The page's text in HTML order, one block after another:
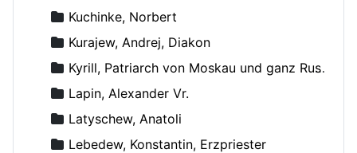
Kuchinke, Norbert
Kurajew, Andrej, Diakon
Kyrill, Patriarch von Moskau und ganz Russland
Lapin, Alexander Vr.
Latyschew, Anatoli
Lebedew, Konstantin, Erzpriester